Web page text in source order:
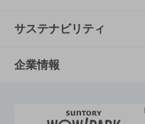
商品発売情報
栄養成分一覧
キャンペーン
工場見学
文化・スポーツTOP
サントリーホール
サステナビリティ
サステナビリティTOP
企業情報